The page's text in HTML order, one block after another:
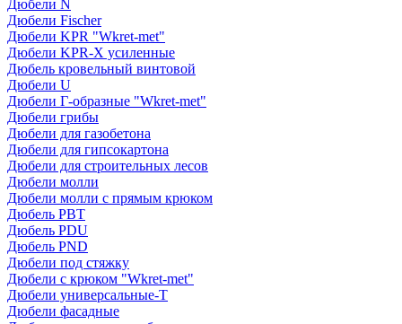
Дюбели N
Дюбели Fischer
Дюбели KPR "Wkret-met"
Дюбели KPR-Х усиленные
Дюбель кровельный винтовой
Дюбели U
Дюбели Г-образные "Wkret-met"
Дюбели грибы
Дюбели для газобетона
Дюбели для гипсокартона
Дюбели для строительных лесов
Дюбели молли
Дюбели молли с прямым крюком
Дюбель PBT
Дюбель PDU
Дюбель PND
Дюбели под стяжку
Дюбели с крюком "Wkret-met"
Дюбели универсальные-Т
Дюбели фасадные